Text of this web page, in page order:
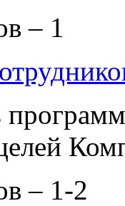
– 1
– 1-2